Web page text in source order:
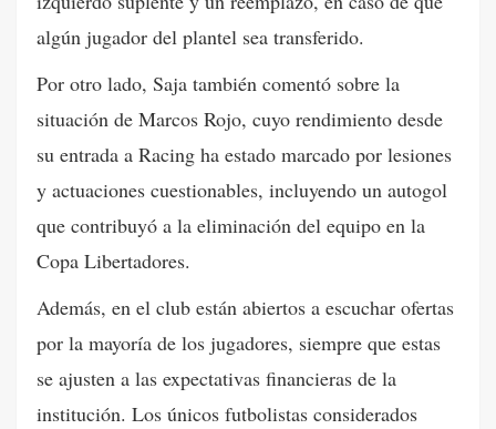
algún jugador del plantel sea transferido.
Por otro lado, Saja también comentó sobre la
situación de Marcos Rojo, cuyo rendimiento desde
su entrada a Racing ha estado marcado por lesiones
y actuaciones cuestionables, incluyendo un autogol
que contribuyó a la eliminación del equipo en la
Copa Libertadores.
Además, en el club están abiertos a escuchar ofertas
por la mayoría de los jugadores, siempre que estas
se ajusten a las expectativas financieras de la
institución. Los únicos futbolistas considerados